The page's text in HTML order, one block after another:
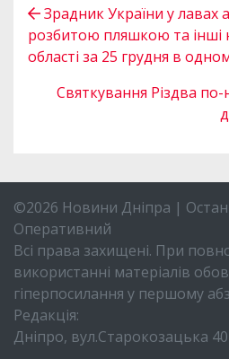
Зрадник України у лавах
розбитою пляшкою та інші
області за 25 грудня в
Святкування Різдва
©2026 Новини Дніпра |
Оперативний
Всі права захищені. При
використанні матеріалів
гіперпосилання у першому
Редакція:
Дніпро, вул.Старокозацька